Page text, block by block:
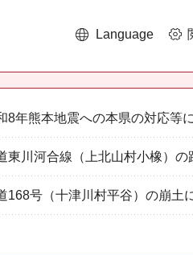
Language
8年熊本地震への本県の対応等
東川河合線（上北山村小橡）
168号（十津川村平谷）の崩土